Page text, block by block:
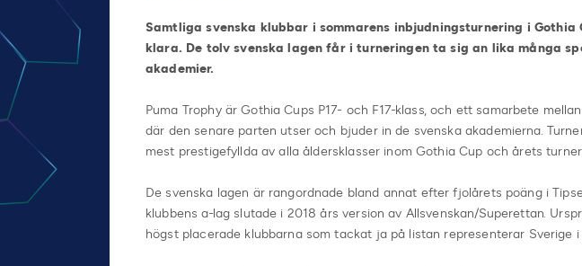
Samtliga svenska klubbar i sommarens inbjudningsturnering i Gothia
klara. De tolv svenska lagen får i turneringen ta sig an lika många
akademier.
Puma Trophy är Gothia Cups P17- och F17-klass, och ett samarbete
där den senare parten utser och bjuder in de svenska akademierna.
mest prestigefyllda av alla åldersklasser inom Gothia Cup och årets
De svenska lagen är rangordnade bland annat efter fjolårets poäng i
klubbens a-lag slutade i 2018 års version av Allsvenskan/Superettan.
högst placerade klubbarna som tackat ja på listan representerar Sverige